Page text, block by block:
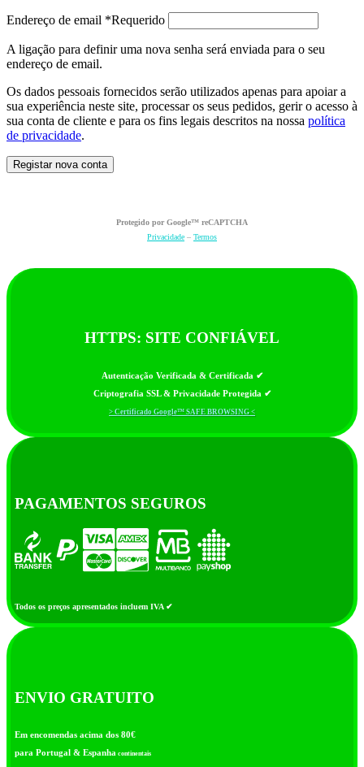
Endereço de email *Requerido
A ligação para definir uma nova senha será enviada para o seu
endereço de email.
Os dados pessoais fornecidos serão utilizados apenas para apoiar a
sua experiência neste site, processar os seus pedidos, gerir o acesso à
sua conta de cliente e para os fins legais descritos na nossa política
de privacidade.
Registar nova conta
Protegido por Google™ reCAPTCHA
Privacidade – Termos
HTTPS: SITE CONFIÁVEL
Autenticação Verificada & Certificada ✔
Criptografia SSL & Privacidade Protegida ✔
> Certificado Google™ SAFE BROWSING <
PAGAMENTOS SEGUROS
Todos os preços apresentados incluem IVA ✔
ENVIO GRATUITO
Em encomendas acima dos 80€
para Portugal & Espanha continentais